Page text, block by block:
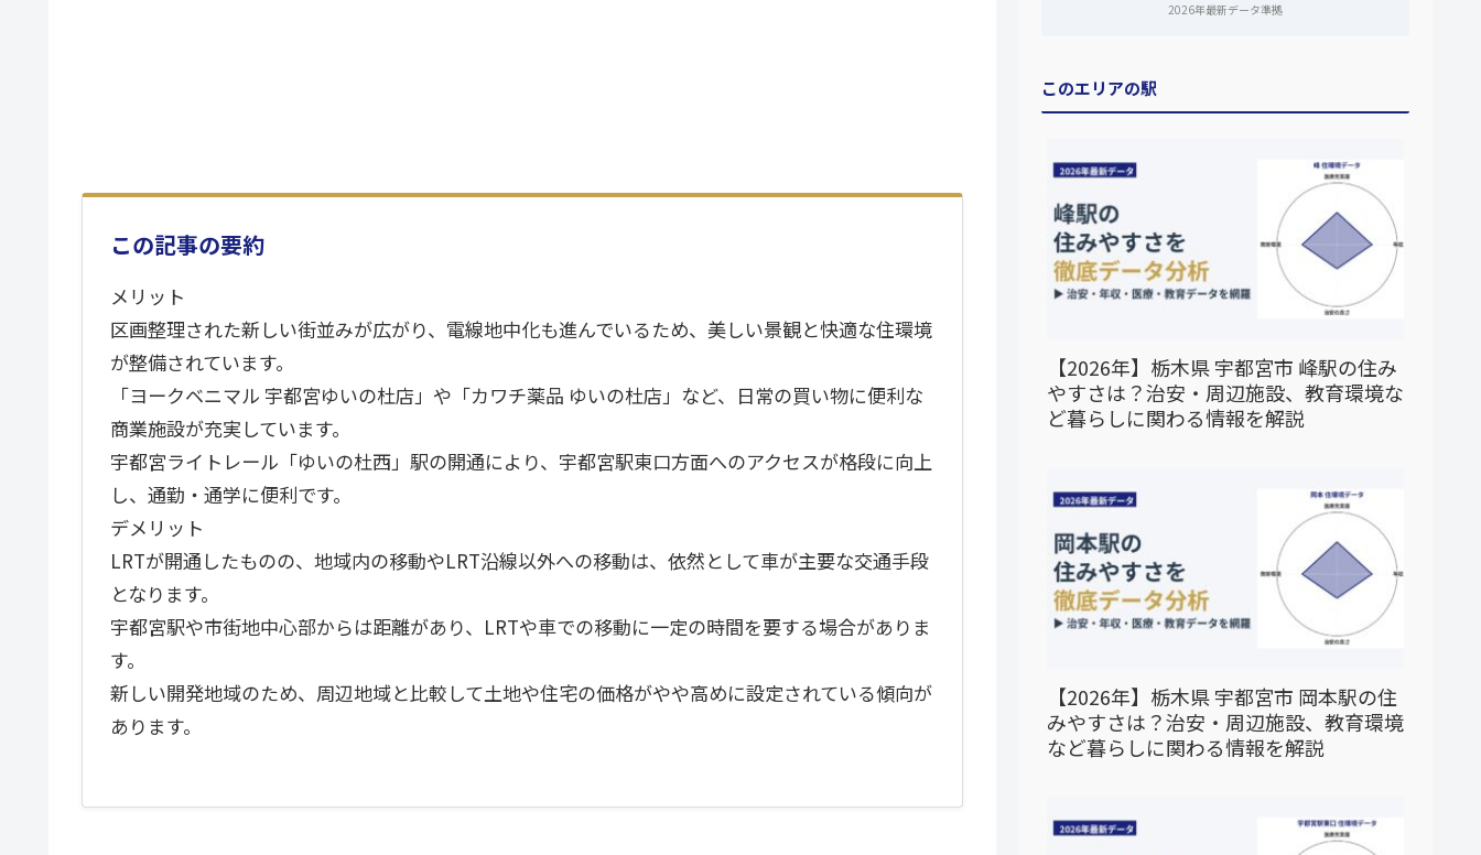
この記事の要約
メリット
区画整理された新しい街並みが広がり、電線地中化も進んでいるため、美しい景観と快適な住環境
が整備されています。
「ヨークベニマル 宇都宮ゆいの杜店」や「カワチ薬品 ゆいの杜店」など、日常の買い物に便利な
商業施設が充実しています。
宇都宮ライトレール「ゆいの杜西」駅の開通により、宇都宮駅東口方面へのアクセスが格段に向上
し、通勤・通学に便利です。
デメリット
LRTが開通したものの、地域内の移動やLRT沿線以外への移動は、依然として車が主要な交通手段
となります。
宇都宮駅や市街地中心部からは距離があり、LRTや車での移動に一定の時間を要する場合がありま
す。
新しい開発地域のため、周辺地域と比較して土地や住宅の価格がやや高めに設定されている傾向が
あります。
2026年最新データ準拠
このエリアの駅
【2026年】栃木県 宇都宮市 峰駅の住み
やすさは？治安・周辺施設、教育環境な
ど暮らしに関わる情報を解説
【2026年】栃木県 宇都宮市 岡本駅の住
みやすさは？治安・周辺施設、教育環境
など暮らしに関わる情報を解説